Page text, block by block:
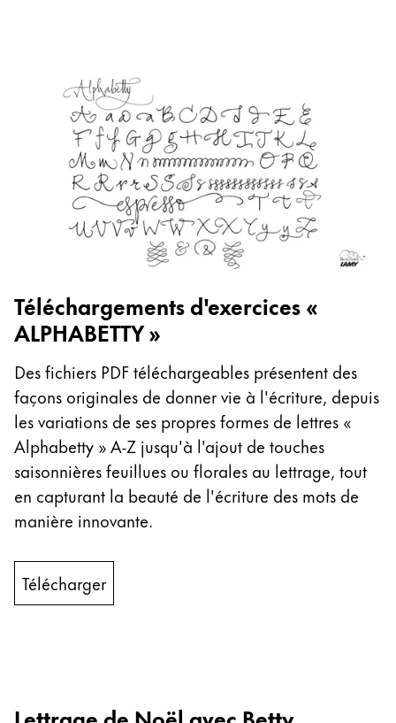
Türkçe
Amérique centrale & Caraïbes
Cette région répertorie les pays et les langues
Amérique du Nord
Cette région répertorie les pays et les langues
Amérique du Sud
Cette région répertorie les pays et les langues
Chile
español
Mexico
español
Afrique
Cette région répertorie les pays et les langues
South Africa
English
Asie-Pacifique
English
China
Téléchargements d'exercices «
ALPHABETTY »
Des fichiers PDF téléchargeables présentent des
façons originales de donner vie à l'écriture, depuis
les variations de ses propres formes de lettres «
Alphabetty » A-Z jusqu'à l'ajout de touches
saisonnières feuillues ou florales au lettrage, tout
en capturant la beauté de l'écriture des mots de
manière innovante.
Télécharger